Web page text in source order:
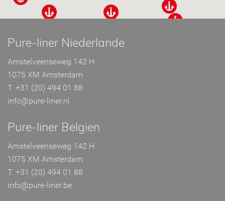
Pure-liner Niederlande
Amstelveenseweg 142 H
1075 XM Amsterdam
T. +31 (20) 494 01 88
info@pure-liner.nl
Pure-liner Belgien
Amstelveenseweg 142 H
1075 XM Amsterdam
T. +31 (20) 494 01 88
info@pure-liner.be